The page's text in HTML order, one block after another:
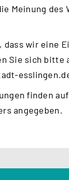
Meinung des
dass wir eine
Sie sich bitte
finden
angegeben.